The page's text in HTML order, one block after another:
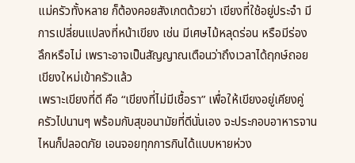
แม่ครัวทั้งหลาย ก็ต้องคอยสังเกตด้วยว่า เขียงที่ใช้อยู่ประจำ มี
การเปลี่ยนแปลงที่หน้าเขียง เช่น มีเศษไม้หลุดร่อน หรือมีร่อง
ลึกหรือไม่ เพราะอาจเป็นสัญญาณเตือนว่าถึงเวลาได้ฤกษ์ถอย
เขียงใหม่เข้าครัวแล้ว
เพราะเขียงที่ดี คือ “เขียงที่ไม่มีเชื้อรา” เพื่อให้เขียงอยู่เคียงคู่
ครัวไปนานๆ พร้อมกับสุขอนามัยที่ดีนั่นเอง จะประกอบอาหารจาน
ไหนก็ปลอดภัย เอนจอยทุกการกินได้แบบหายห่วง